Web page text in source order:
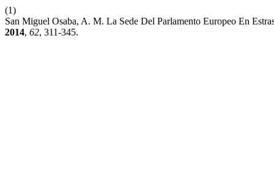
(1)
San Miguel Osaba, A. M. La Sede Del Parlamento Europeo En
2014, 62, 311-345.